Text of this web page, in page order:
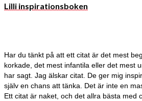
Lilli inspirationsboken
Har du tänkt på att ett citat är det mest
korkade, det mest infantila eller det mest
har sagt. Jag älskar citat. De ger mig
själv en chans att tänka. Det är inte en
Ett citat är naket, och det allra bästa med